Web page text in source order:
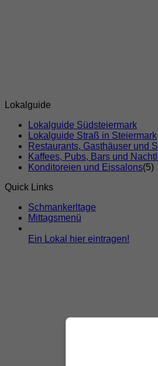
Lokalguide
Lokalguide Südsteiermark
Lokalguide Straß in Steiermark
Restaurants, Gasthäuser und
Kaffees, Pubs, Bars und
Konditoreien und Eissalons(5)
Quick Links
Schmankerltage
Mittagsmenü
Ein Lokal hier eintragen!